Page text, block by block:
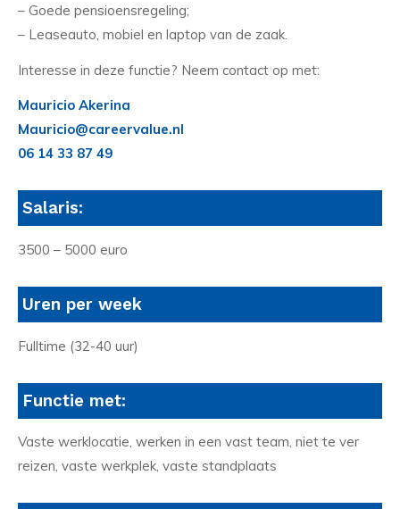
– Goede pensioensregeling;
– Leaseauto, mobiel en laptop van de zaak.
Interesse in deze functie? Neem contact op met:
Mauricio Akerina
Mauricio@careervalue.nl
06 14 33 87 49
Salaris:
3500 – 5000 euro
Uren per week
Fulltime (32-40 uur)
Functie met:
Vaste werklocatie, werken in een vast team, niet te ver
reizen, vaste werkplek, vaste standplaats